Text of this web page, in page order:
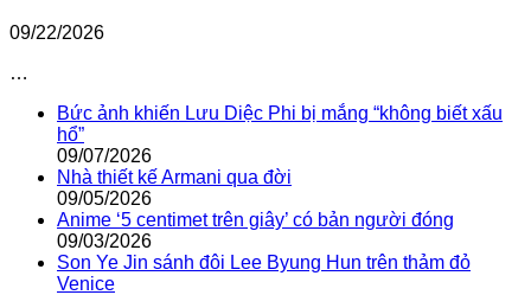
09/22/2026
…
Bức ảnh khiến Lưu Diệc Phi bị mắng “không biết xấu
hổ”
09/07/2026
Nhà thiết kế Armani qua đời
09/05/2026
Anime ‘5 centimet trên giây’ có bản người đóng
09/03/2026
Son Ye Jin sánh đôi Lee Byung Hun trên thảm đỏ
Venice